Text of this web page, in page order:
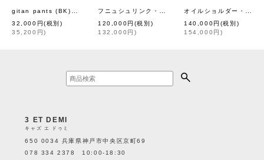
YAB-YUM
32,000 円(税別)
35,200 円)
[eb.a.gos
120,000円 (税別)
132,000 円 )
140,000円 (税別)
154,000 円 )
3 ET DEMI
キャズ エ ドゥミ
650 0034 兵庫県神戸市中央区京町69
078 334 2378 10:00-18:30